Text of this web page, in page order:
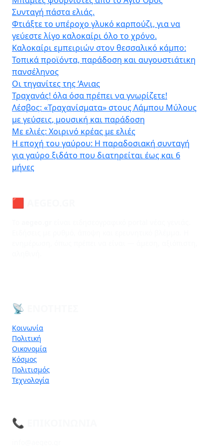
Συνταγή πάστα ελιάς.
Φτιάξτε το υπέροχο γλυκό καρπούζι, για να
γεύεστε λίγο καλοκαίρι όλο το χρόνο.
Καλοκαίρι εμπειριών στον θεσσαλικό κάμπο:
Τοπικά προϊόντα, παράδοση και αυγουστιάτικη
πανσέληνος
Οι τηγανίτες της ‘Ανιας
Τραχανάς! όλα όσα πρέπει να γνωρίζετε!
Λέσβος: «Τραχανίσματα» στους Λάμπου Μύλους
με γεύσεις, μουσική και παράδοση
Με ελιές: Χοιρινό κρέας με ελιές
Η εποχή του γαύρου: Η παραδοσιακή συνταγή
για γαύρο ξιδάτο που διατηρείται έως και 6
μήνες
🟥 AEGEO.GR
📡 ΕΝΌΤΗΤΕΣ
Κοινωνία
Πολιτική
Οικονομία
Κόσμος
Πολιτισμός
Τεχνολογία
📞 ΕΠΙΚΟΙΝΩΝΊΑ